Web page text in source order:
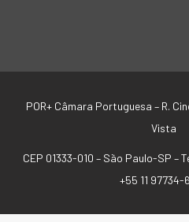
POR+ Câmara Portuguesa – R.
Vista
CEP 01333-010 – São Paulo-SP –
+55 11 97734-